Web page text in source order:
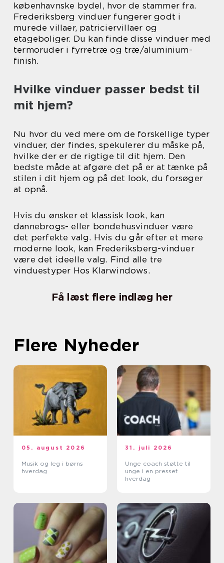
københavnske bydel, hvor de stammer fra.
Frederiksberg vinduer fungerer godt i
murede villaer, patriciervillaer og
etageboliger. Du kan finde disse vinduer med
termoruder i fyrretræ og træ/aluminium-
finish.
Hvilke vinduer passer bedst til
mit hjem?
Nu hvor du ved mere om de forskellige typer
vinduer, der findes, spekulerer du måske på,
hvilke der er de rigtige til dit hjem. Den
bedste måde at afgøre det på er at tænke på
stilen i dit hjem og på det look, du forsøger
at opnå.
Hvis du ønsker et klassisk look, kan
dannebrogs- eller bondehusvinduer være
det perfekte valg. Hvis du går efter et mere
moderne look, kan Frederiksberg-vinduer
være det ideelle valg. Find alle tre
vinduestyper Hos Klarwindows.
Få læst flere indlæg her
Flere Nyheder
05. august 2026
Musik og leg i børns
hverdag
31. juli 2026
Unge coach støtte til
unge i en presset
hverdag